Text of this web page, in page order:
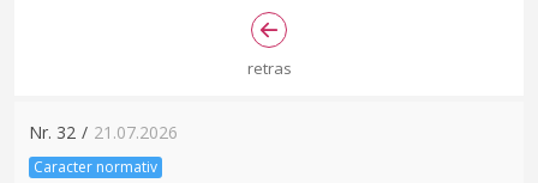
retras
Nr. 32 / 21.07.2026
Caracter normativ